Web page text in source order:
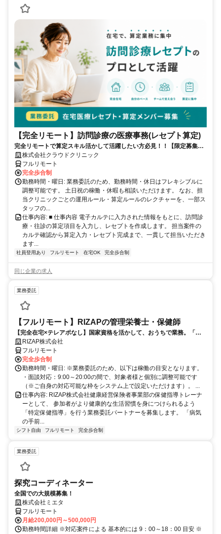
【完全リモート】訪問診療の医療事務(レセプト算定)
完全リモートで算定スキル活かして活躍したい方必見！！【限定募集】
完全リモート｜在宅医療レセプト算定（成果報酬型／業務委託）
株式会社クラウドクリニック
フルリモート
完全歩合制
勤務時間・曜日: 業務委託のため、勤務時間・休日はフレキシブルに
調整可能です。 土日祝の稼働・休暇も相談いただけます。 なお、担
当クリニックごとの運用ルール・算定ルールのレクチャーを、一部ス
タッフの...
仕事内容: ■ 仕事内容 電子カルテに入力された情報をもとに、訪問診
療・往診の算定項目を入力し、レセプトを作成します。 担当案件の
カルテ確認から算定入力・レセプト完成まで、一貫して担当いただき
ます...
社員登用あり フルリモート 在宅OK 完全歩合制
同じ企業の求人
業務委託
【フルリモート】RIZAPの管理栄養士・保健師
【完全在宅×テレアポなし】国家資格を活かして、おうちで業務。「も
う一つの安心」を。主婦・Wワーカー活躍中！「平日の日中だけ」「夕
方以降の数時間だけ」など、生活リズムに合わせた時間調整が可能で
す。1件ごとの成果報酬型だから、頑張った分だけ手応えのある収入
に。充実のサポート体制で、安心の在宅ワークを始めませんか？
RIZAP株式会社
フルリモート
完全歩合制
勤務時間・曜日: ※業務委託のため、以下は稼働の目安となります。
・面談対応：9:00～20:00の間で、対象者様と個別に調整可能です
（※ご自身の対応可能な枠をシステム上で設定いただけます）。 ...
仕事内容: RIZAP株式会社健康経営保険者事業部の保健指導トレーナ
ーとして、 参加者がより健康的な生活習慣を身につけられるよう
「特定保健指導」を行う業務委託パートナーを募集します。 「病気
の手前...
シフト自由 フルリモート 完全歩合制
業務委託
探究コーディネーター
全国での大規模募集！
株式会社ミエタ
フルリモート
月給200,000円～500,000円
勤務時間詳細 ※対応案件による 基本的には 9：00～18：00 目安 ※